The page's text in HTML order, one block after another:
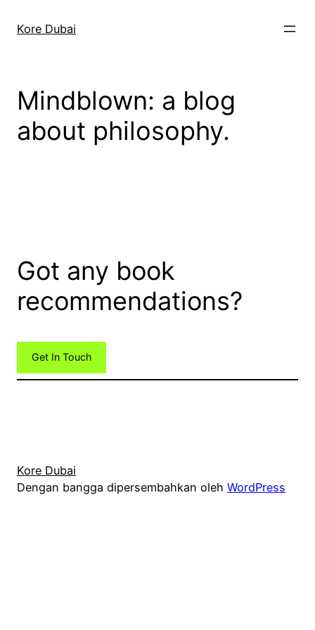
Kore Dubai
Mindblown: a blog
about philosophy.
Got any book
recommendations?
Get In Touch
Kore Dubai
Dengan bangga dipersembahkan oleh WordPress